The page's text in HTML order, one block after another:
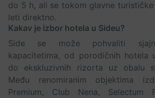
do 5 h, ali se tokom glavne turističke
leti direktno.
Kakav je izbor hotela u Sideu?
Side se može pohvaliti
kapacitetima, od porodičnih hotela
do ekskluzivnih rizorta uz obalu
Među renomiranim objektima
Premium, Club Nena, Selectum